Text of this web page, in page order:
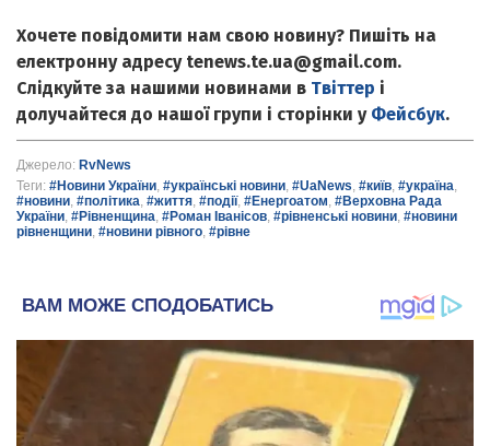
Хочете повідомити нам свою новину? Пишіть на
електронну адресу tenews.te.ua@gmail.com.
Слідкуйте за нашими новинами в Твіттер і
долучайтеся до нашої групи і сторінки у Фейсбук.
Джерело: RvNews
Теги: #Новини України, #українські новини, #UaNews, #київ, #україна,
#новини, #політика, #життя, #події, #Енергоатом, #Верховна Рада
України, #Рівненщина, #Роман Іванісов, #рівненські новини, #новини
рівненщини, #новини рівного, #рівне